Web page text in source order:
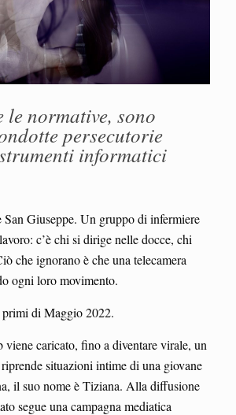
le normative, sono
persecutorie
informatici
Giuseppe. Un gruppo di infermiere
c’è chi si dirige nelle docce, chi
che ignorano è che una telecamera
ogni loro movimento.
di Maggio 2022.
caricato, fino a diventare virale, un
situazioni intime di una giovane
il suo nome è Tiziana. Alla diffusione
segue una campagna mediatica